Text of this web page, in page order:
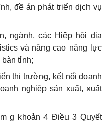
đề án phát triển dịch vụ
ngành, các Hiệp hội địa
và nâng cao năng lực
tỉnh;
thị trường, kết nối doanh
nghiệp sản xuất, xuất
g khoản 4 Điều 3 Quyết